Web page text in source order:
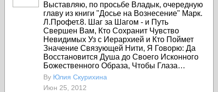
Выставляю, по просьбе Владык, очередную
главу из книги "Досье на Вознесение" Марк.
Л.Профет.8. Шаг за Шагом - и Путь
Свершен Вам, Кто Сохранит Чувство
Невидимых Уз с Иерархией и Кто Поймет
Значение Связующей Нити, Я Говорю: Да
Восстановится Душа до Своего Исконного
Божественного Образа, Чтобы Глаза…
By Юлия Скурихина
Июн 25, 2012